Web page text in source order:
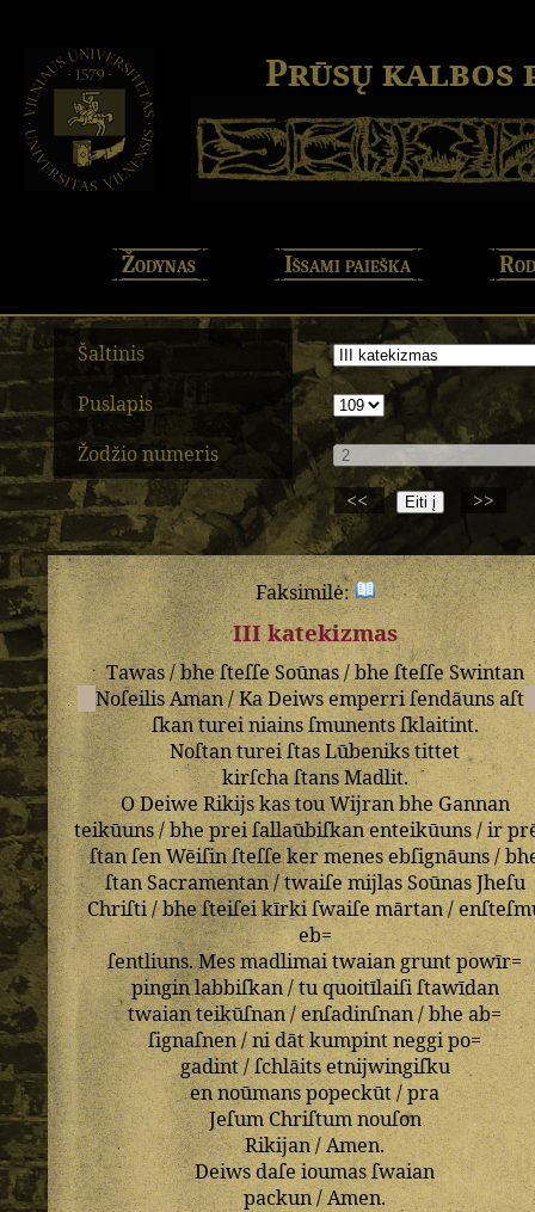
Prūsų kalbos
Žodynas Išsami paieška
Šaltinis
Puslapis
Žodžio numeris
<<
>>
Faksimilė:
III katekizmas
Tawas/bheſteſſe Soūnas/bheſteſſeSwintan
NoſeilisAman/KaDeiwsemperriſendāunsaſt
ſkantureiniainsſmunentsſklaitint.
NoſtantureiſtasLūbenikstittet
kirſchaſtansMadlit.
ODeiweRikijskastouWijranbhe Gannan
teikūuns/bhepreiſallaūbiſkanenteikūuns/ir
ſtanſen Wēiſinſteſſekermenesebſignāuns/
ſtanSacramentan/twaiſe mijlasSoūnasJheſu
Chriſti/bheſteiſeikīrkiſwaiſe mārtan/
eb=
ſentliuns.Mes madlimaitwaian gruntpowīr=
pinginlabbiſkan/tuquoitīlaiſiſtawīdan
twaianteikūſnan/enſadinſnan/bheab=
ſignaſnen/nidātkumpintneggi po=
gadint/ſchlāitsetnijwingiſku
ennoūmanspopeckūt/pra
JeſumChriſtumnouſon
Rikijan/Amen.
Deiwsdaſeioumas ſwaian
packun/Amen.